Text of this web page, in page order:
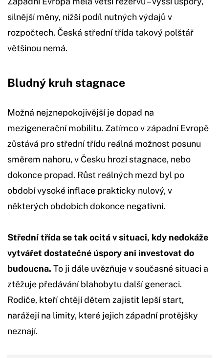
silnější měny, nižší podíl nutných výdajů v
rozpočtech. Česká střední třída takový polštář
většinou nemá.
Bludný kruh stagnace
Možná nejznepokojivější je dopad na
mezigenerační mobilitu. Zatímco v západní Evropě
zůstává pro střední třídu reálná možnost posunu
směrem nahoru, v Česku hrozí stagnace, nebo
dokonce propad. Růst reálných mezd byl po
období vysoké inflace prakticky nulový, v
některých obdobích dokonce negativní.
Střední třída se tak ocitá v situaci, kdy nedokáže
vytvářet dostatečné úspory ani investovat do
budoucna. To ji dále uvězňuje v současné situaci a
ztěžuje předávání blahobytu další generaci.
Rodiče, kteří chtějí dětem zajistit lepší start,
narážejí na limity, které jejich západní protějšky
neznají.